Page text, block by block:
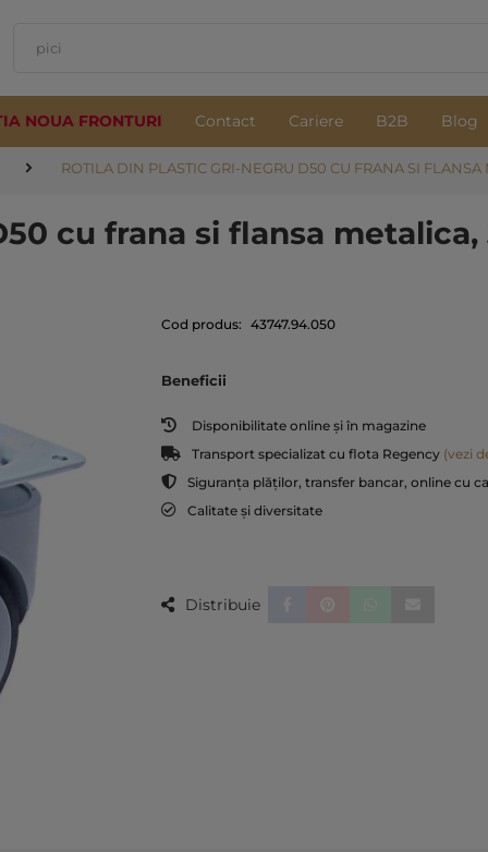
NOUA FRONTURI Contact Cariere B2B Blog
ROTILA DIN PLASTIC GRI-NEGRU D50 CU FRANA SI FLANSA
cu frana si flansa metalica,
Cod produs: 43747.94.050
Beneficii
Disponibilitate online și în magazine
Transport specializat cu flota Regency (vezi
Siguranța plăților, transfer bancar, online cu
Calitate și diversitate
Distribuie